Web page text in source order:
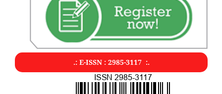
.: E-ISSN : 2985-3117 :.